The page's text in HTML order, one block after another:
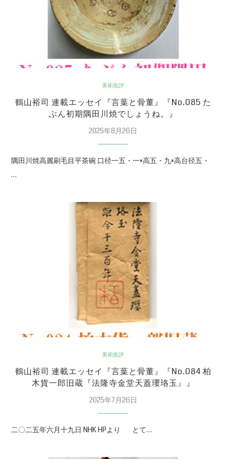
美術批評
鶴山裕司 連載エッセイ『言葉と骨董』『No.085 た
ぶん初期隅田川焼でしょうね。』
2025年8月26日
隅田川焼高麗刷毛目平茶碗 口径一五・一×高五・九×高台径五・
…
美術批評
鶴山裕司 連載エッセイ『言葉と骨董』『No.084 柏
木貨一郎旧蔵『法隆寺金堂天蓋瓔珞玉』』
2025年7月26日
二〇二五年六月十九日 NHK HPより とて…